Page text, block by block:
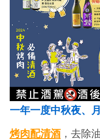
一年一度中秋夜、
烤肉配清酒，去除